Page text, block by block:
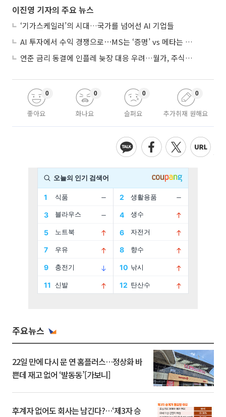
이진영 기자의 주요 뉴스
‘기가스케일러’의 시대…국가를 넘어선 AI 기업들
AI 투자에서 수익 경쟁으로⋯MS는 ‘증명’ vs 메타는 ‘숙제’
연준 금리 동결에 인플레 늦장 대응 우려…월가, 주식도 채권도 던졌다
좋아요
0
화나요
0
슬퍼요
0
추가취재 원해요
0
주요뉴스
22일 만에 다시 문 연 홈플러스…정상화 바
쁜데 재고 없어 ‘발동동’[가보니]
후계자 없어도 회사는 남긴다?…‘제3자 승